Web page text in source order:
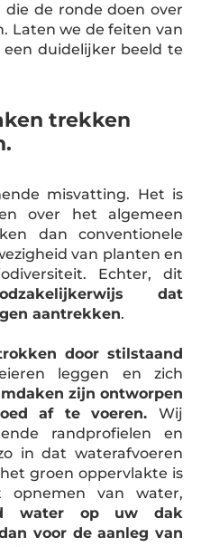
de ronde doen over
Laten we de feiten van
duidelijker beeld te
trekken
misvatting. Het is
over het algemeen
dan conventionele
van planten en
Echter, dit
dat
aantrekken.
door stilstaand
leggen en zich
zijn ontworpen
af te voeren. Wij
randprofielen en
in dat waterafvoeren
groen oppervlakte is
van water,
water op uw dak
voor de aanleg van